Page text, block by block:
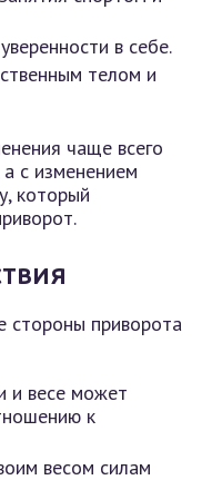
в себе.
телом и
чаще всего
с изменением
который
стороны приворота
и весе может
к
весом силам